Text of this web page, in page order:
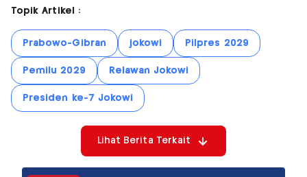
Topik Artikel :
Prabowo-Gibran jokowi Pilpres 2029
Pemilu 2029 Relawan Jokowi
Presiden ke-7 Jokowi
Lihat Berita Terkait